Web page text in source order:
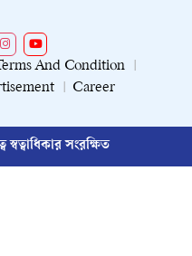
And Condition
Career
সংরক্ষিত